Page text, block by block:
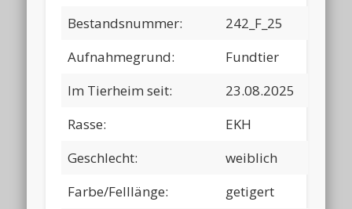
Bestandsnummer:
242_F_25
Aufnahmegrund:
Fundtier
Im Tierheim seit:
23.08.2025
Rasse:
EKH
Geschlecht:
weiblich
Farbe/Felllänge:
getigert